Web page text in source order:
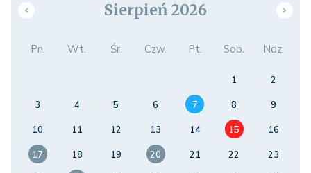
Sierpień 2026
Pn. Wt. Śr. Czw. Pt. Sob. Ndz.
1
2
3
4 5 6 7 8
9
10
11 12 13 14 15
16
17
18 19 20 21 22
23